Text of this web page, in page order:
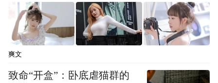
爽文
致命“开盒”：卧底虐猫群的